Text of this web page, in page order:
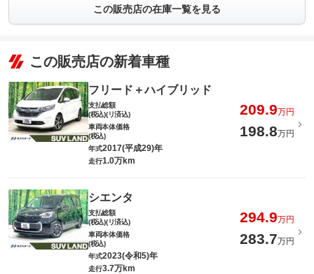
この販売店の在庫一覧を見る
この販売店の新着車種
フリード＋ハイブリッド
支払総額
(税込)(リ済込)
209.9万円
車両本体価格
(税込)
198.8万円
年式2017(平成29)年
走行1.0万km
シエンタ
支払総額
(税込)(リ済込)
294.9万円
車両本体価格
(税込)
283.7万円
年式2023(令和5)年
走行3.7万km